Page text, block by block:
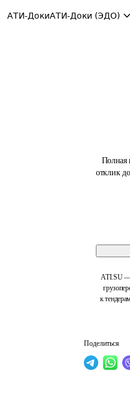
АТИ-ДокиАТИ-Доки (ЭДО)
Полная
отклик
ATI.SU —
к
Поделиться